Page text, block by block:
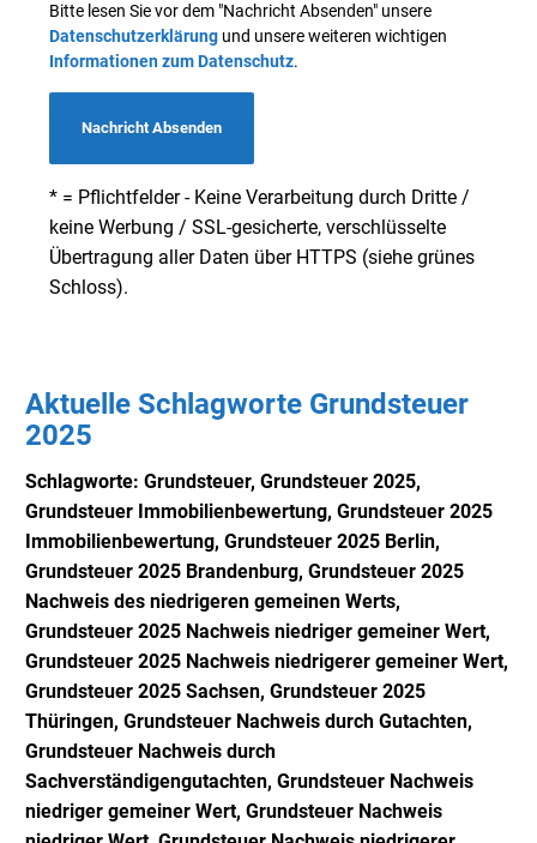
Bitte lesen Sie vor dem "Nachricht Absenden" unsere
Datenschutzerklärung und unsere weiteren wichtigen
Informationen zum Datenschutz.
Nachricht Absenden
* = Pflichtfelder - Keine Verarbeitung durch Dritte /
keine Werbung / SSL-gesicherte, verschlüsselte
Übertragung aller Daten über HTTPS (siehe grünes
Schloss).
Aktuelle Schlagworte Grundsteuer
2025
Schlagworte: Grundsteuer, Grundsteuer 2025,
Grundsteuer Immobilienbewertung, Grundsteuer 2025
Immobilienbewertung, Grundsteuer 2025 Berlin,
Grundsteuer 2025 Brandenburg, Grundsteuer 2025
Nachweis des niedrigeren gemeinen Werts,
Grundsteuer 2025 Nachweis niedriger gemeiner Wert,
Grundsteuer 2025 Nachweis niedrigerer gemeiner Wert,
Grundsteuer 2025 Sachsen, Grundsteuer 2025
Thüringen, Grundsteuer Nachweis durch Gutachten,
Grundsteuer Nachweis durch
Sachverständigengutachten, Grundsteuer Nachweis
niedriger gemeiner Wert, Grundsteuer Nachweis